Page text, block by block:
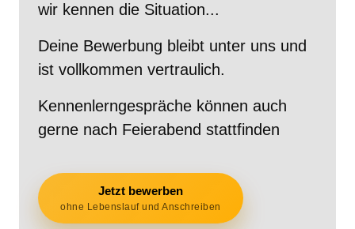
wir kennen die Situation...
Deine Bewerbung bleibt unter uns und
ist vollkommen vertraulich.
Kennenlerngespräche können auch
gerne nach Feierabend stattfinden
Jetzt bewerben
ohne Lebenslauf und Anschreiben